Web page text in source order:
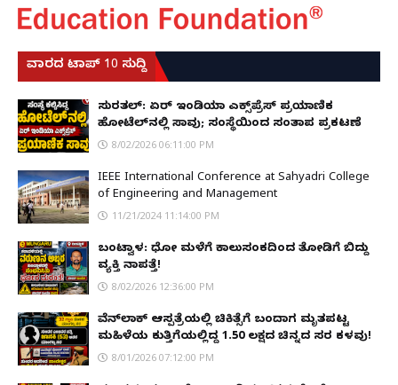
ವಾರದ ಟಾಪ್ 10 ಸುದ್ದಿ
ಸುರತ್ಕಲ್: ಏರ್ ಇಂಡಿಯಾ ಎಕ್ಸ್‌ಪ್ರೆಸ್ ಪ್ರಯಾಣಿಕ
ಹೋಟೆಲ್‌ನಲ್ಲಿ ಸಾವು; ಸಂಸ್ಥೆಯಿಂದ ಸಂತಾಪ ಪ್ರಕಟಣೆ
8/02/2026 06:11:00 PM
IEEE International Conference at Sahyadri College
of Engineering and Management
11/21/2024 11:14:00 PM
ಬಂಟ್ವಾಳ: ಧೋ ಮಳೆಗೆ ಕಾಲುಸಂಕದಿಂದ ತೋಡಿಗೆ ಬಿದ್ದು
ವ್ಯಕ್ತಿ ನಾಪತ್ತೆ!
8/02/2026 12:36:00 PM
ವೆನ್‌ಲಾಕ್ ಆಸ್ಪತ್ರೆಯಲ್ಲಿ ಚಿಕಿತ್ಸೆಗೆ ಬಂದಾಗ ಮೃತಪಟ್ಟ
ಮಹಿಳೆಯ ಕುತ್ತಿಗೆಯಲ್ಲಿದ್ದ ₹1.50 ಲಕ್ಷದ ಚಿನ್ನದ ಸರ ಕಳವು!
8/01/2026 07:12:00 PM